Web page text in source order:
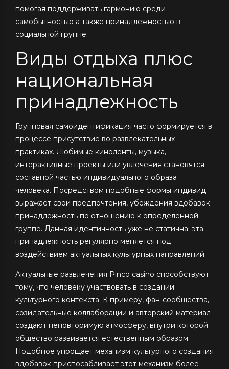
помогая поддерживать гармонию среди
самобытностью а также принадлежностью в
социальной группе.
Виды отдыха плюс
национальная
принадлежность
Групповая самоидентификация часто формируется в
процессе присутствие во развлекательных
практиках. Любимые киноленты, музыка,
интерактивные проекты или увлечения становятся
составной частью индивидуального образа
человека. Посредством подобные формы индивид
выражает свои предпочтения, убеждения вдобавок
принадлежность по отношению к определённой
группе. Данная идентичность уже не статична: эта
принадлежность регулярно меняется под
воздействием актуальных культурных направлений.
Актуальные развлечения Pinco casino способствуют
тому, что человеку участвовать в создании
культурного контекста. К примеру, фан-сообщества,
созидательные коллаборации и авторский материал
создают неповторимую атмосферу, внутри которой
общество развивается естественным образом.
Подобное упрощает механизм культурного создания
вдобавок приспосабливает этот механизм более